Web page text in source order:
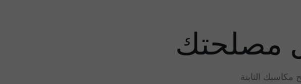
مصلحتك
مكاسبك الثابتة